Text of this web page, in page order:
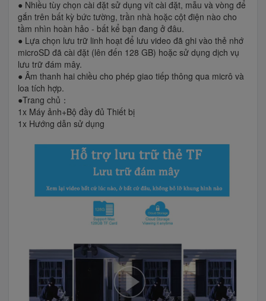
● Nhiều tùy chọn cài đặt sử dụng vít cài đặt, mẫu và vòng để
gắn trên bất kỳ bức tường, trần nhà hoặc cột điện nào cho
tầm nhìn hoàn hảo - bất kể bạn đang ở đâu.
● Lựa chọn lưu trữ linh hoạt để lưu video đã ghi vào thẻ nhớ
microSD đã cài đặt (lên đến 128 GB) hoặc sử dụng dịch vụ
lưu trữ đám mây.
● Âm thanh hai chiều cho phép giao tiếp thông qua micrô và
loa tích hợp.
●Trang chủ：
1x Máy ảnh+Bộ đầy đủ Thiết bị
1x Hướng dẫn sử dụng